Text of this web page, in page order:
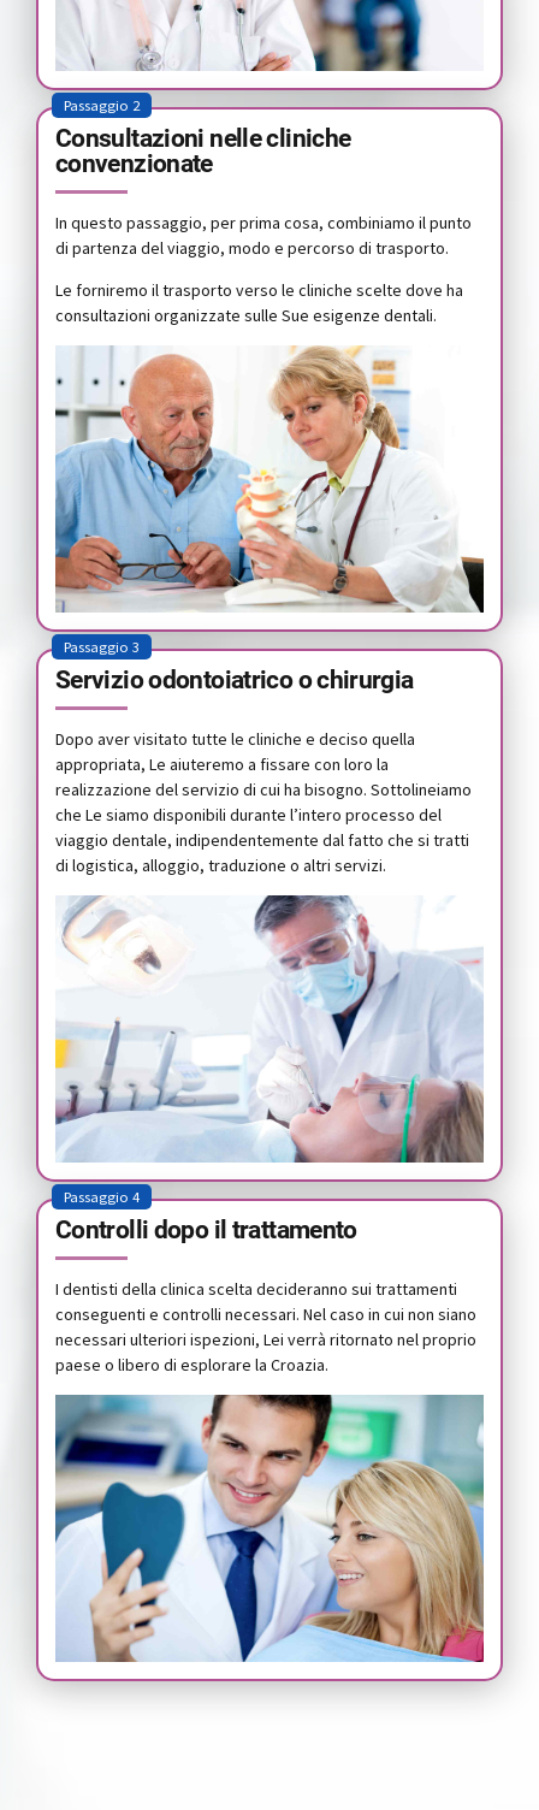
Passaggio 2
Consultazioni nelle cliniche
convenzionate
In questo passaggio, per prima cosa, combiniamo il punto
di partenza del viaggio, modo e percorso di trasporto.
Le forniremo il trasporto verso le cliniche scelte dove ha
consultazioni organizzate sulle Sue esigenze dentali.
Passaggio 3
Servizio odontoiatrico o chirurgia
Dopo aver visitato tutte le cliniche e deciso quella
appropriata, Le aiuteremo a fissare con loro la
realizzazione del servizio di cui ha bisogno. Sottolineiamo
che Le siamo disponibili durante l’intero processo del
viaggio dentale, indipendentemente dal fatto che si tratti
di logistica, alloggio, traduzione o altri servizi.
Passaggio 4
Controlli dopo il trattamento
I dentisti della clinica scelta decideranno sui trattamenti
conseguenti e controlli necessari. Nel caso in cui non siano
necessari ulteriori ispezioni, Lei verrà ritornato nel proprio
paese o libero di esplorare la Croazia.